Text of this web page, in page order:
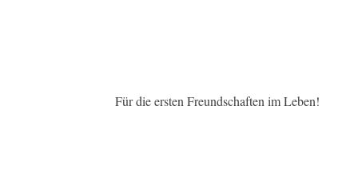
Für die ersten Freundschaften im Leben!